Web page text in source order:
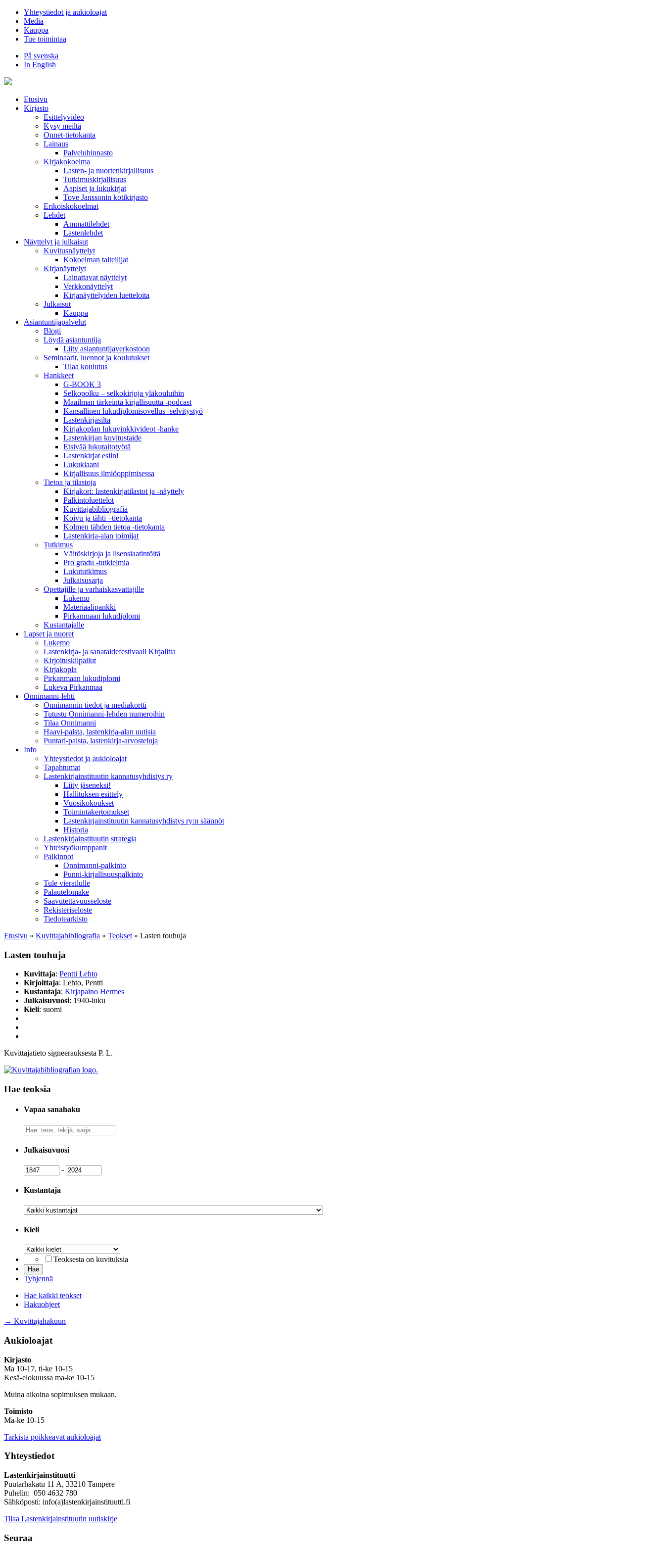
Hyppää
sisältöön
Yhteystiedot ja aukioloajat
Media
Kauppa
Tue toimintaa
På svenska
In English
Etusivu
Kirjasto
Esittelyvideo
Kysy meiltä
Onnet-tietokanta
Lainaus
Palveluhinnasto
Kirjakokoelma
Lasten- ja nuortenkirjallisuus
Tutkimuskirjallisuus
Aapiset ja lukukirjat
Tove Janssonin kotikirjasto
Erikoiskokoelmat
Lehdet
Ammattilehdet
Lastenlehdet
Näyttelyt ja julkaisut
Kuvitusnäyttelyt
Kokoelman taiteilijat
Kirjanäyttelyt
Lainattavat näyttelyt
Verkkonäyttelyt
Kirjanäyttelyiden luetteloita
Julkaisut
Kauppa
Asiantuntija­palvelut
Blogi
Löydä asiantuntija
Liity asiantuntijaverkostoon
Seminaarit, luennot ja koulutukset
Tilaa koulutus
Hankkeet
G-BOOK 3
Selkopolku – selkokirjoja yläkouluihin
Maailman tärkeintä kirjallisuutta -podcast
Kansallinen lukudiplomisovellus -selvitystyö
Lastenkirjasilta
Kirjakoplan lukuvinkkivideot -hanke
Lastenkirjan kuvitustaide
Etsivää lukutaitotyötä
Lastenkirjat esiin!
Lukuklaani
Kirjallisuus ilmiöoppimisessa
Tietoa ja tilastoja
Kirjakori: lastenkirjatilastot ja -näyttely
Palkintoluettelot
Kuvittaja­bibliografia
Koivu ja tähti –tietokanta
Kolmen tähden tietoa -tietokanta
Lastenkirja-alan toimijat
Tutkimus
Väitöskirjoja ja lisensiaatintöitä
Pro gradu -tutkielmia
Lukututkimus
Julkaisusarja
Opettajille ja varhaiskasvattajille
Lukemo
Materiaalipankki
Pirkanmaan lukudiplomi
Kustantajalle
Lapset ja nuoret
Lukemo
Lastenkirja- ja sanataidefestivaali Kirjalitta
Kirjoituskilpailut
Kirjakopla
Pirkanmaan lukudiplomi
Lukeva Pirkanmaa
Onnimanni-lehti
Onnimannin tiedot ja mediakortti
Tutustu Onnimanni-lehden numeroihin
Tilaa Onnimanni
Haavi-palsta, lastenkirja-alan uutisia
Puntari-palsta, lastenkirja-arvosteluja
Info
Yhteystiedot ja aukioloajat
Tapahtumat
Lastenkirjainstituutin kannatusyhdistys ry
Liity jäseneksi!
Hallituksen esittely
Vuosikokoukset
Toimintakertomukset
Lastenkirjainstituutin kannatusyhdistys ry:n säännöt
Historia
Lastenkirjainstituutin strategia
Yhteistyökumppanit
Palkinnot
Onnimanni-palkinto
Punni-kirjallisuuspalkinto
Tule vierailulle
Palautelomake
Saavutettavuusseloste
Rekisteriseloste
Tiedotearkisto
Etusivu » Kuvittaja­bibliografia » Teokset » Lasten touhuja
Lasten touhuja
Kuvittaja: Pentti Lehto
Kirjoittaja: Lehto, Pentti
Kustantaja: Kirjapaino Hermes
Julkaisuvuosi: 1940-luku
Kieli: suomi
Kuvittajatieto signeerauksesta P. L.
Hae teoksia
Vapaa sanahaku
Vapaa
sanahaku
Julkaisuvuosi
Julkaisuvuosi
- Julkaisuvuosi
Kustantaja
Kustantaja
Kieli
Kieli
Teoksesta on kuvituksia
Tyhjennä
Hae kaikki teokset
Hakuohjeet
→ Kuvittajahakuun
Aukioloajat
Kirjasto
Ma 10-17, ti-ke 10-15
Kesä-elokuussa ma-ke 10-15
Muina aikoina sopimuksen mukaan.
Toimisto
Ma-ke 10-15
Tarkista poikkeavat aukioloajat
Yhteystiedot
Lastenkirjainstituutti
Puutarhakatu 11 A, 33210 Tampere
Puhelin: 050 4632 780
Sähköposti: info(a)lastenkirjainstituutti.fi
Tilaa Lastenkirjainstituutin uutiskirje
Seuraa